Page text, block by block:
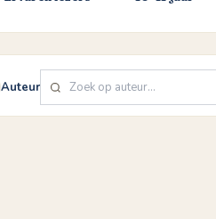
Auteur